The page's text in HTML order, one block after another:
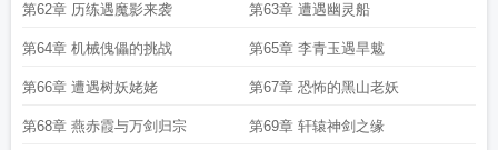
第62章 历练遇魔影来袭 第63章 遭遇幽灵船
第64章 机械傀儡的挑战 第65章 李青玉遇旱魃
第66章 遭遇树妖姥姥 第67章 恐怖的黑山老妖
第68章 燕赤霞与万剑归宗 第69章 轩辕神剑之缘